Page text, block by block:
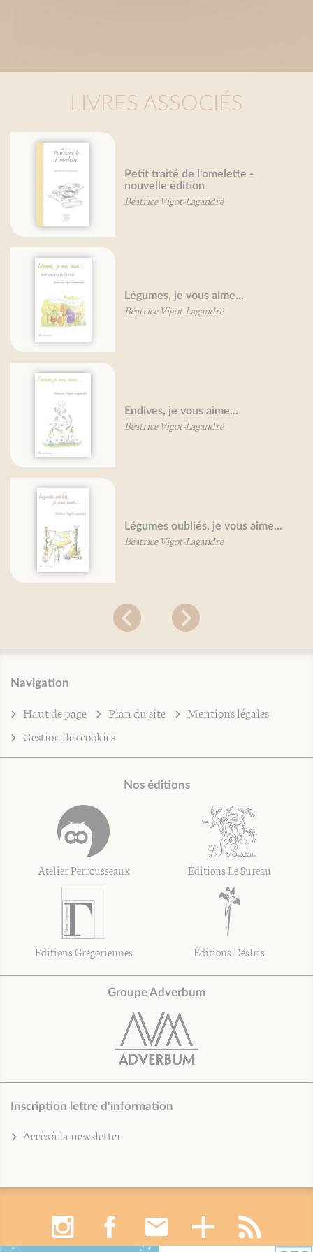
LIVRES ASSOCIÉS
Petit traité de l'omelette -
nouvelle édition
Béatrice Vigot-Lagandré
Légumes, je vous aime...
Béatrice Vigot-Lagandré
Endives, je vous aime...
Béatrice Vigot-Lagandré
Légumes oubliés, je vous aime...
Béatrice Vigot-Lagandré
Navigation
Haut de page Plan du site
Mentions légales
Gestion des cookies
Nos éditions
Atelier Perrousseaux Éditions Le Sureau
Éditions Grégoriennes Éditions DésIris
Groupe Adverbum
Inscription lettre d'information
Accès à la newsletter